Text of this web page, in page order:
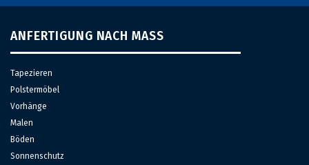
ANFERTIGUNG NACH MASS
Tapezieren
Polstermöbel
Vorhänge
Malen
Böden
Sonnenschutz